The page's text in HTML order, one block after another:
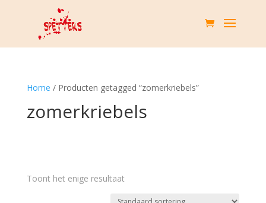
Home / Producten getagged “zomerkriebels”
zomerkriebels
Toont het enige resultaat